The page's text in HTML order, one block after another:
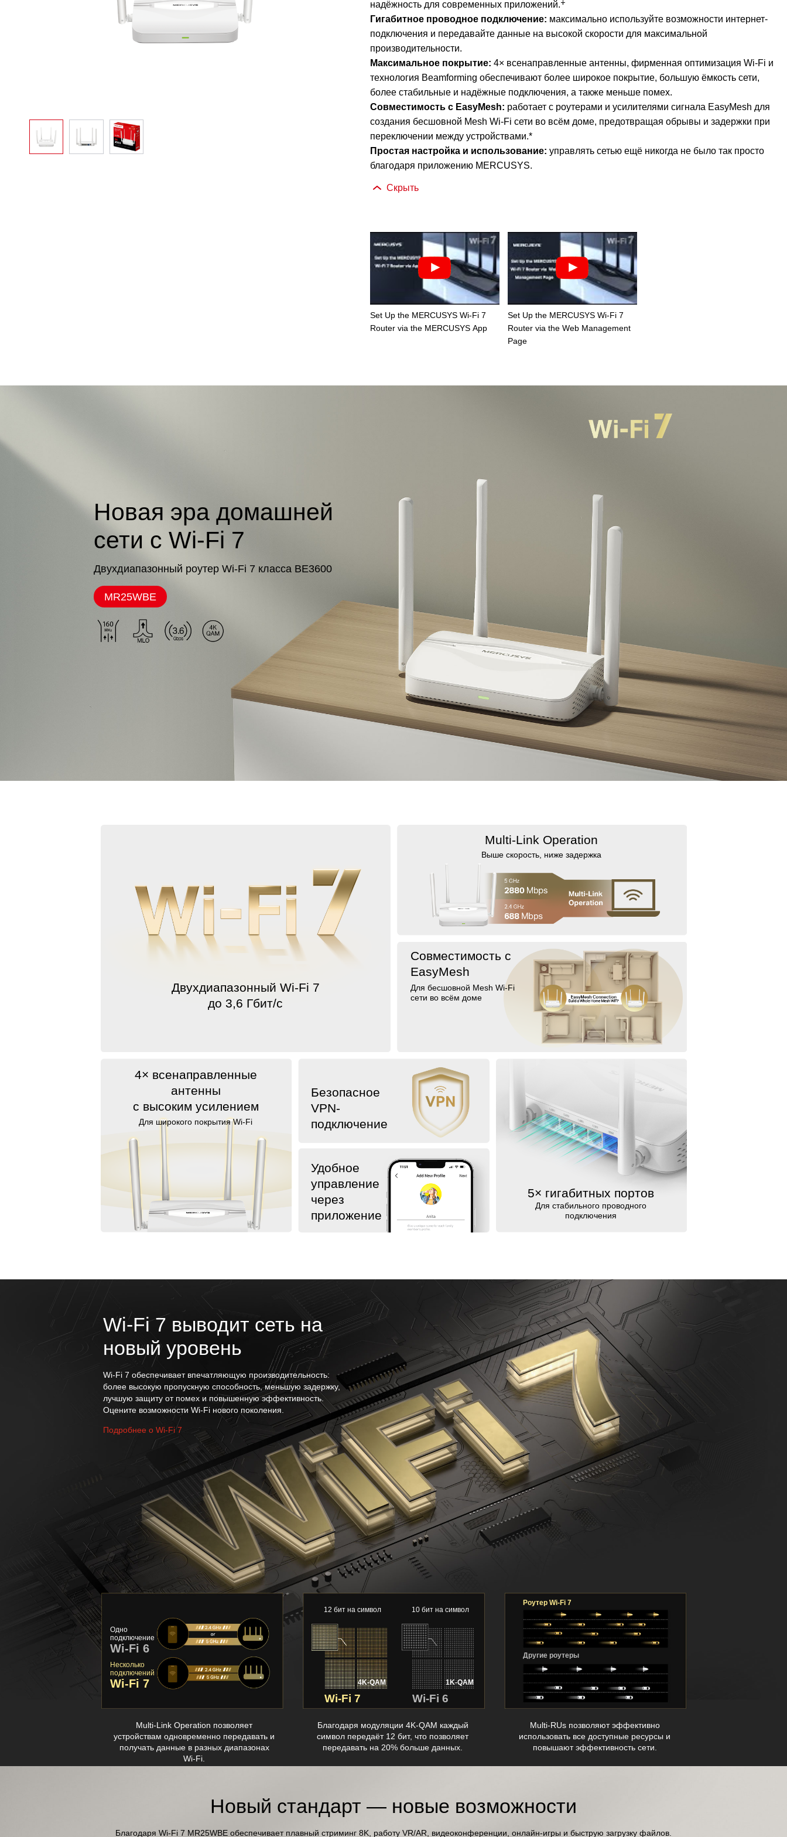
надёжность для современных приложений.
Гигабитное проводное подключение: максимально используйте возможности интернет-
подключения и передавайте данные на высокой скорости для максимальной
производительности.
Максимальное покрытие: 4× всенаправленные антенны, фирменная оптимизация Wi-Fi и
технология Beamforming обеспечивают более широкое покрытие, большую ёмкость сети,
более стабильные и надёжные подключения, а также меньше помех.
Совместимость с EasyMesh: работает с роутерами и усилителями сигнала EasyMesh для
создания бесшовной Mesh Wi-Fi сети во всём доме, предотвращая обрывы и задержки при
переключении между устройствами.*
Простая настройка и использование: управлять сетью ещё никогда не было так просто
благодаря приложению MERCUSYS.
Скрыть
Set Up the MERCUSYS Wi-Fi 7
Router via the MERCUSYS App
Set Up the MERCUSYS Wi-Fi 7
Router via the Web Management
Page
Новая эра домашней
сети с Wi-Fi 7
Двухдиапазонный роутер Wi-Fi 7 класса BE3600
MR25WBE
Двухдиапазонный Wi-Fi 7
до 3,6 Гбит/с
Multi-Link Operation
Выше скорость, ниже задержка
Совместимость с
EasyMesh
Для бесшовной Mesh Wi-Fi
сети во всём доме
4× всенаправленные
антенны
с высоким усилением
Для широкого покрытия Wi-Fi
Безопасное
VPN-
подключение
Удобное
управление
через
приложение
5× гигабитных портов
Для стабильного проводного
подключения
Wi-Fi 7 выводит сеть на
новый уровень
Wi-Fi 7 обеспечивает впечатляющую производительность:
более высокую пропускную способность, меньшую задержку,
лучшую защиту от помех и повышенную эффективность.
Оцените возможности Wi-Fi нового поколения.
Подробнее о Wi-Fi 7
Одно
подключение
Wi-Fi 6
Несколько
подключений
Wi-Fi 7
12 бит на символ
4K-QAM
Wi-Fi 7
10 бит на символ
1K-QAM
Wi-Fi 6
Роутер Wi-Fi 7
Другие роутеры
Multi-Link Operation позволяет
устройствам одновременно передавать и
получать данные в разных диапазонах
Wi-Fi.
Благодаря модуляции 4K-QAM каждый
символ передаёт 12 бит, что позволяет
передавать на 20% больше данных.
Multi-RUs позволяют эффективно
использовать все доступные ресурсы и
повышают эффективность сети.
Новый стандарт — новые возможности
Благодаря Wi-Fi 7 MR25WBE обеспечивает плавный стриминг 8K, работу VR/AR, видеоконференции, онлайн-игры и быструю загрузку файлов.